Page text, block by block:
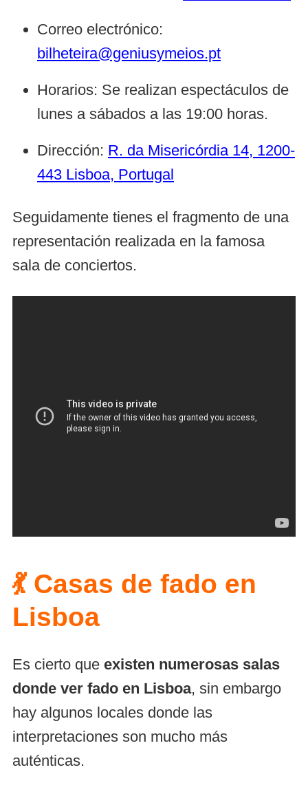
Correo electrónico:
bilheteira@geniusymeios.pt
Horarios: Se realizan espectáculos de
lunes a sábados a las 19:00 horas.
Dirección: R. da Misericórdia 14, 1200-
443 Lisboa, Portugal
Seguidamente tienes el fragmento de una
representación realizada en la famosa
sala de conciertos.
💃 Casas de fado en
Lisboa
Es cierto que existen numerosas salas
donde ver fado en Lisboa, sin embargo
hay algunos locales donde las
interpretaciones son mucho más
auténticas.